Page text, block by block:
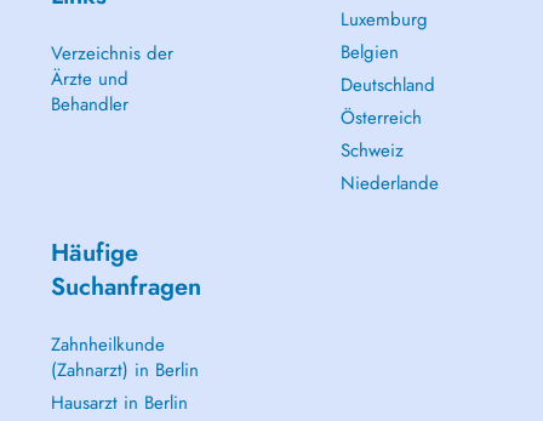
Verzeichnis der
Ärzte und
Behandler
Luxemburg
Belgien
Deutschland
Österreich
Schweiz
Niederlande
Häufige
Suchanfragen
Zahnheilkunde
(Zahnarzt) in Berlin
Hausarzt in Berlin